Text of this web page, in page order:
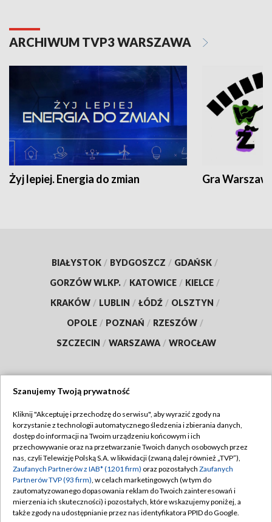
ARCHIWUM TVP3 WARSZAWA
Żyj lepiej. Energia do zmian Gra
BIAŁYSTOK / BYDGOSZCZ / GDAŃSK /
GORZÓW WLKP. / KATOWICE / KIELCE /
KRAKÓW / LUBLIN / ŁÓDŹ / OLSZTYN /
OPOLE / POZNAŃ / RZESZÓW /
SZCZECIN / WARSZAWA / WROCŁAW
TVP
Abonament TVP
Emisja w TVP
Centrum informacji TVP
Naziemna Telewizja Cyfrowa
Regulamin TVP
Polityka prywatności
Moje zgody
Pomoc
Szanujemy Twoją prywatność
Kliknij "Akceptuję i przechodzę do serwisu", aby wyrazić zgody na
korzystanie z technologii automatycznego śledzenia i zbierania danych,
dostęp do informacji na Twoim urządzeniu końcowym i ich
przechowywanie oraz na przetwarzanie Twoich danych osobowych przez
nas, czyli Telewizję Polską S.A. w likwidacji (zwaną dalej również „TVP”),
Zaufanych Partnerów z IAB* (1201 firm) oraz pozostałych Zaufanych
Partnerów TVP (93 firm), w celach marketingowych (w tym do
zautomatyzowanego dopasowania reklam do Twoich zainteresowań i
mierzenia ich skuteczności) i pozostałych, które wskazujemy poniżej, a
także zgody na udostępnianie przez nas identyfikatora PPID do Google.